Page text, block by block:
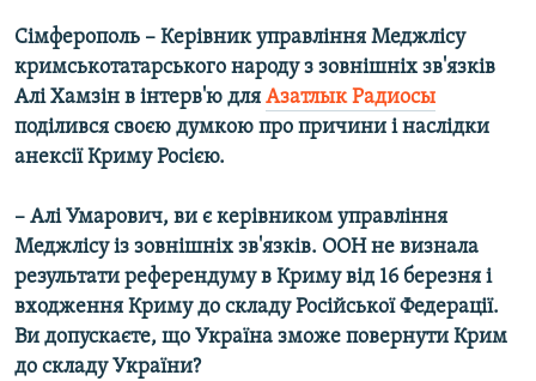
Усі сайти RFE/RL
Сімферополь – Керівник управління Меджлісу
кримськотатарського народу з зовнішніх зв'язків
Алі Хамзін в інтерв'ю для Азатлык Радиосы
поділився своєю думкою про причини і наслідки
анексії Криму Росією.
– Алі Умарович, ви є керівником управління
Меджлісу із зовнішніх зв'язків. ООН не визнала
результати референдуму в Криму від 16 березня і
входження Криму до складу Російської Федерації.
Ви допускаєте, що Україна зможе повернути Крим
до складу України?